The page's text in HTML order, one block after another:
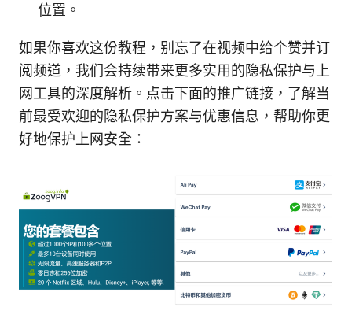
位置。
如果你喜欢这份教程，别忘了在视频中给个赞并订
阅频道，我们会持续带来更多实用的隐私保护与上
网工具的深度解析。点击下面的推广链接，了解当
前最受欢迎的隐私保护方案与优惠信息，帮助你更
好地保护上网安全：